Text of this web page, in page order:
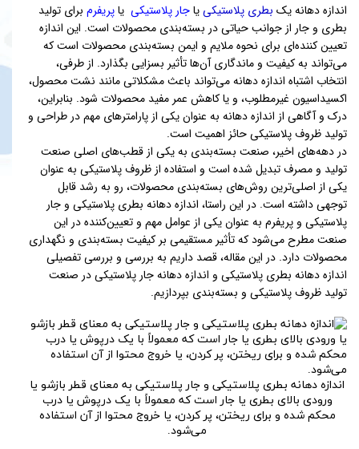
اندازه دهانه یک بطری پلاستیکییاجار پلاستیکی یاپریفرم برای تولید
بطری و جار از جوانب حیاتی در بسته‌بندی محصولات است. این اندازه
تعیین کننده‌ای برای نحوه ملایم و ایمن بسته‌بندی محصولات است که
می‌تواند به کیفیت و ماندگاری آن‌ها تأثیر بسزایی بگذارد. از طرفی،
انتخاب اشتباه اندازه دهانه می‌تواند باعث مشکلاتی مانند نشت محصول،
اکسیداسیون غیرمطلوب، و یا کاهش عمر مفید محصولات شود. بنابراین،
درک و آگاهی از اندازه دهانه به عنوان یکی از پارامترهای مهم در طراحی و
تولید ظروف پلاستیکی حائز اهمیت است.
در دهه‌های اخیر، صنعت بسته‌بندی به یکی از قطب‌های اصلی صنعت
تولید و مصرف تبدیل شده است و استفاده از ظروف پلاستیکی به عنوان
یکی از اصلی‌ترین روش‌های بسته‌بندی محصولات، رو به رشد قابل
توجهی داشته است. در این راستا، اندازه دهانه بطری پلاستیکی و جار
پلاستیکی و پریفرم به عنوان یکی از عوامل مهم و تعیین‌کننده در این
صنعت مطرح می‌شود که تأثیر مستقیمی بر کیفیت بسته‌بندی و نگهداری
محصولات دارد. در این مقاله، قصد داریم به بررسی و بررسی تفصیلی
اندازه دهانه بطری پلاستیکی و اندازه دهانه جار پلاستیکی در صنعت
تولید ظروف پلاستیکی و بسته‌بندی بپردازیم.
اندازه دهانه بطری پلاستیکی و جار پلاستیکی به معنای قطر بازشو یا
ورودی بالای بطری یا جار است که معمولاً با یک درپوش یا درب
محکم شده و برای ریختن، پر کردن، یا خروج محتوا از آن استفاده
می‌شود.